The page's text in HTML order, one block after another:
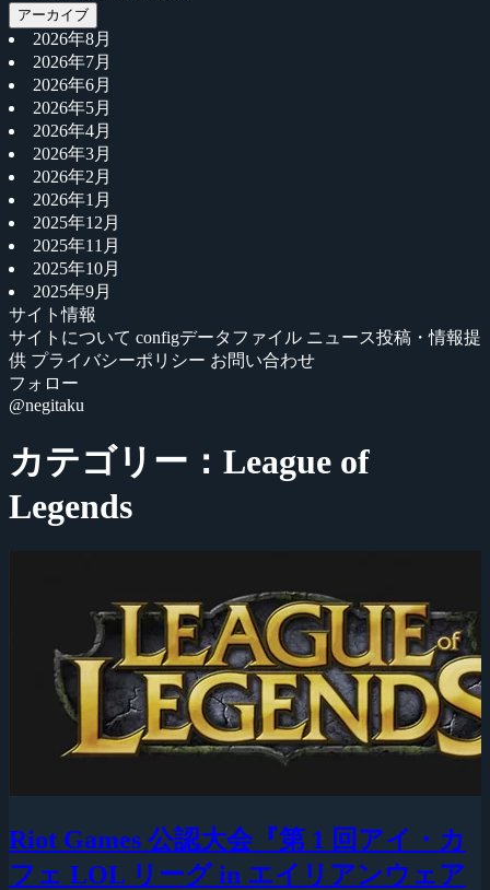
アーカイブ
2026年8月
2026年7月
2026年6月
2026年5月
2026年4月
2026年3月
2026年2月
2026年1月
2025年12月
2025年11月
2025年10月
2025年9月
サイト情報
サイトについて configデータファイル ニュース投稿・情報提
供 プライバシーポリシー お問い合わせ
フォロー
@negitaku
カテゴリー：League of
Legends
Riot Games 公認大会『第 1 回アイ・カ
フェ LOL リーグ in エイリアンウェア